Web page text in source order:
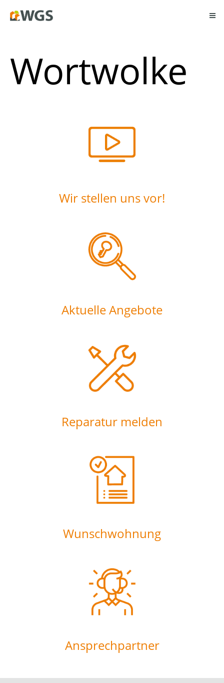
Wortwolke
Wir stellen uns vor!
Aktuelle Angebote
Reparatur melden
Wunschwohnung
Ansprechpartner